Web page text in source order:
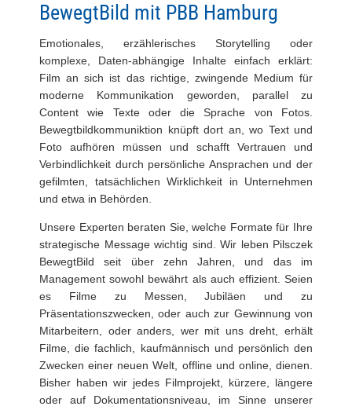
BewegtBild mit PBB Hamburg
Emotionales, erzählerisches Storytelling oder
komplexe, Daten-abhängige Inhalte einfach erklärt:
Film an sich ist das richtige, zwingende Medium für
moderne Kommunikation geworden, parallel zu
Content wie Texte oder die Sprache von Fotos.
Bewegtbildkommuniktion knüpft dort an, wo Text und
Foto aufhören müssen und schafft Vertrauen und
Verbindlichkeit durch persönliche Ansprachen und der
gefilmten, tatsächlichen Wirklichkeit in Unternehmen
und etwa in Behörden.
Unsere Experten beraten Sie, welche Formate für Ihre
strategische Message wichtig sind. Wir leben Pilsczek
BewegtBild seit über zehn Jahren, und das im
Management sowohl bewährt als auch effizient. Seien
es Filme zu Messen, Jubiläen und zu
Präsentationszwecken, oder auch zur Gewinnung von
Mitarbeitern, oder anders, wer mit uns dreht, erhält
Filme, die fachlich, kaufmännisch und persönlich den
Zwecken einer neuen Welt, offline und online, dienen.
Bisher haben wir jedes Filmprojekt, kürzere, längere
oder auf Dokumentationsniveau, im Sinne unserer